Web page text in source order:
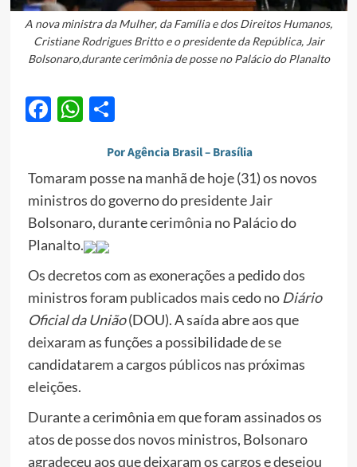
A nova ministra da Mulher, da Família e dos Direitos Humanos,
Cristiane Rodrigues Britto e o presidente da República, Jair
Bolsonaro,durante cerimônia de posse no Palácio do Planalto
Facebook
WhatsApp
Share
Por Agência Brasil – Brasília
Tomaram posse na manhã de hoje (31) os novos
ministros do governo do presidente Jair
Bolsonaro, durante cerimônia no Palácio do
Planalto.
Os decretos com as exonerações a pedido dos
ministrosforam publicados mais cedo no Diário
Oficial da União(DOU). A saída abre aos que
deixaram as funções a possibilidade de se
candidatarem a cargos públicos nas próximas
eleições.
Durante a cerimônia em que foram assinados os
atos de posse dos novos ministros, Bolsonaro
agradeceu aos que deixaram os cargos e desejou